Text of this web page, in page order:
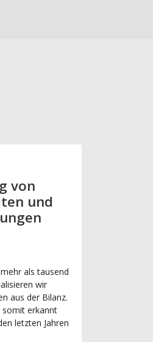
von
und
als tausend
wir
aus der Bilanz.
somit erkannt
letzten Jahren